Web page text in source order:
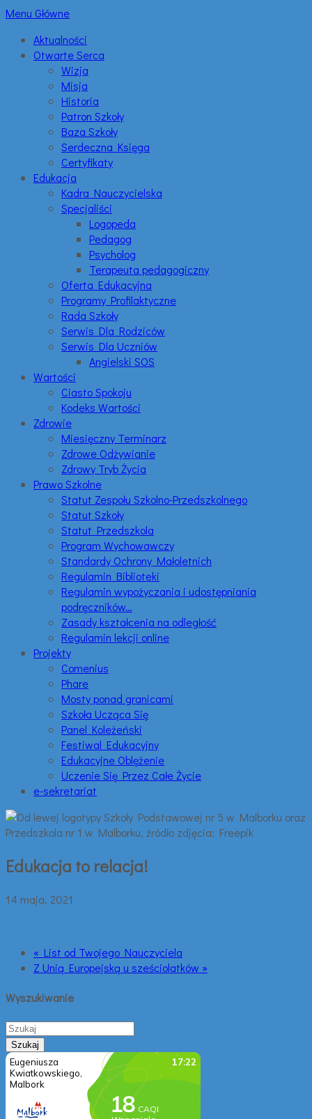
Menu Główne
Aktualności
Otwarte Serca
Wizja
Misja
Historia
Patron Szkoły
Baza Szkoły
Serdeczna Księga
Certyfikaty
Edukacja
Kadra Nauczycielska
Specjaliści
Logopeda
Pedagog
Psycholog
Terapeuta pedagogiczny
Oferta Edukacyjna
Programy Profilaktyczne
Rada Szkoły
Serwis Dla Rodziców
Serwis Dla Uczniów
Angielski SOS
Wartości
Ciasto Spokoju
Kodeks Wartości
Zdrowie
Miesięczny Terminarz
Zdrowe Odżywianie
Zdrowy Tryb Życia
Prawo Szkolne
Statut Zespołu Szkolno-Przedszkolnego
Statut Szkoły
Statut Przedszkola
Program Wychowawczy
Standardy Ochrony Małoletnich
Regulamin Biblioteki
Regulamin wypożyczania i udostępniania
podręczników…
Zasady kształcenia na odległość
Regulamin lekcji online
Projekty
Comenius
Phare
Mosty ponad granicami
Szkoła Ucząca Się
Panel Koleżeński
Festiwal Edukacyjny
Edukacyjne Oblężenie
Uczenie Się Przez Całe Życie
e-sekretariat
Edukacja to relacja!
14 maja, 2021
« List od Twojego Nauczyciela
Z Unią Europejską u sześciolatków »
Wyszukiwanie